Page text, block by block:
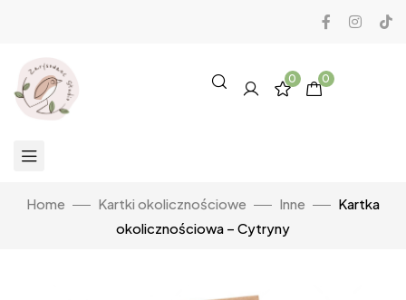
0 0
Home Kartki okolicznościowe Inne
Kartka
okolicznościowa – Cytryny